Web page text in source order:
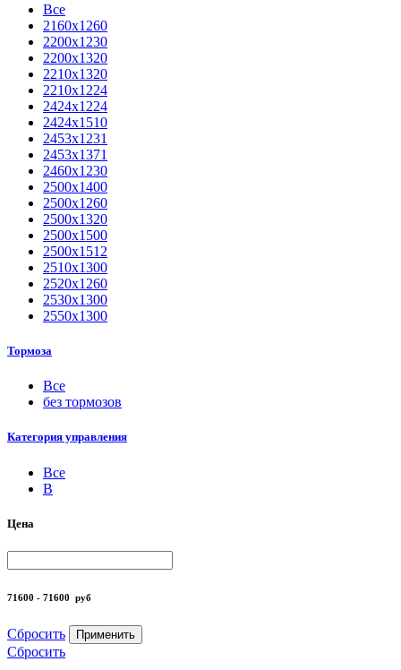
Все
2160х1260
2200х1230
2200х1320
2210x1320
2210х1224
2424х1224
2424х1510
2453х1231
2453х1371
2460х1230
2500x1400
2500х1260
2500х1320
2500х1500
2500х1512
2510х1300
2520х1260
2530х1300
2550х1300
Тормоза
Все
без тормозов
Категория управления
Все
B
Цена
71600 - 71600 руб
Сбросить Применить
Сбросить